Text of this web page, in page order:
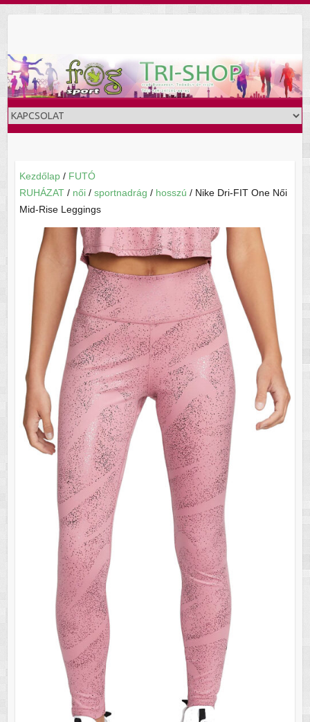
Kezdőlap/ FUTÓ
RUHÁZAT/ női/ sportnadrág / hosszú / Nike Dri-FIT One Női
Mid-Rise Leggings